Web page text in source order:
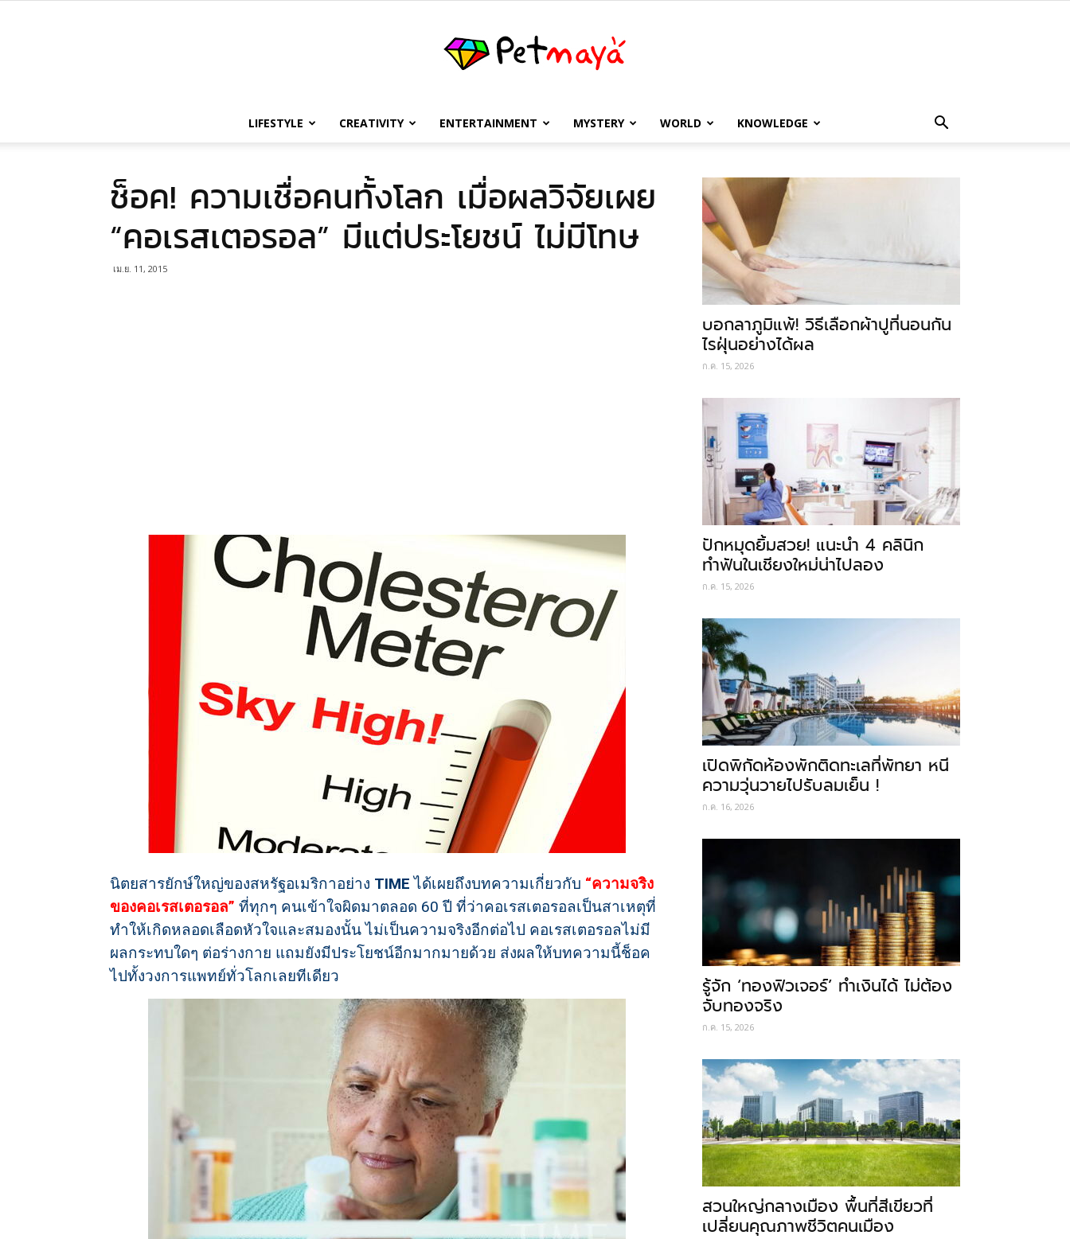
เพชร
มายา
LIFESTYLE CREATIVITY ENTERTAINMENT MYSTERY WORLD KNOWLEDGE
ช็อค! ความเชื่อคนทั้งโลก เมื่อผลวิจัยเผย
“คอเรสเตอรอล” มีแต่ประโยชน์ ไม่มีโทษ
เม.ย. 11, 2015
นิตยสารยักษ์ใหญ่ของสหรัฐอเมริกาอย่าง TIME ได้เผยถึงบทความเกี่ยวกับ “ความจริง
ของคอเรสเตอรอล” ที่ทุกๆ คนเข้าใจผิดมาตลอด 60 ปี ที่ว่าคอเรสเตอรอลเป็นสาเหตุที่
ทำให้เกิดหลอดเลือดหัวใจและสมองนั้น ไม่เป็นความจริงอีกต่อไป คอเรสเตอรอลไม่มี
ผลกระทบใดๆ ต่อร่างกาย แถมยังมีประโยชน์อีกมากมายด้วย ส่งผลให้บทความนี้ช็อค
ไปทั้งวงการแพทย์ทั่วโลกเลยทีเดียว
บอกลาภูมิแพ้! วิธีเลือกผ้าปูที่นอนกัน
ไรฝุ่นอย่างได้ผล
ก.ค. 15, 2026
ปักหมุดยิ้มสวย! แนะนำ 4 คลินิก
ทำฟันในเชียงใหม่น่าไปลอง
ก.ค. 15, 2026
เปิดพิกัดห้องพักติดทะเลที่พัทยา หนี
ความวุ่นวายไปรับลมเย็น !
ก.ค. 16, 2026
รู้จัก ‘ทองฟิวเจอร์’ ทำเงินได้ ไม่ต้อง
จับทองจริง
ก.ค. 15, 2026
สวนใหญ่กลางเมือง พื้นที่สีเขียวที่
เปลี่ยนคุณภาพชีวิตคนเมือง